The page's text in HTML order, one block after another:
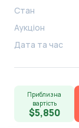
Стан
Аукціон
Дата та час
Приблизна
вартість
$5,850